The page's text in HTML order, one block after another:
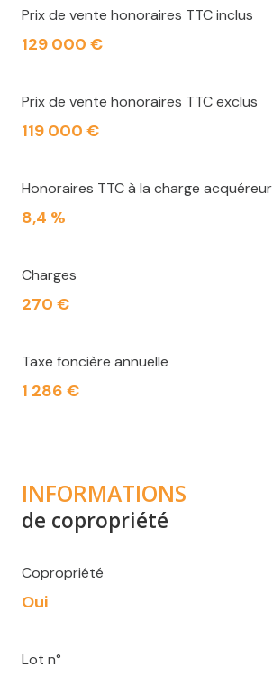
Prix de vente honoraires TTC inclus
129 000 €
Prix de vente honoraires TTC exclus
119 000 €
Honoraires TTC à la charge acquéreur
8,4 %
Charges
270 €
Taxe foncière annuelle
1 286 €
INFORMATIONS
de copropriété
Copropriété
Oui
Lot n°